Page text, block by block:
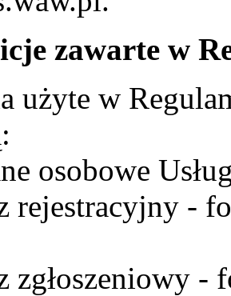
zawarte w
użyte w
osobowe
rejestracyjny -
zgłoszeniowy -